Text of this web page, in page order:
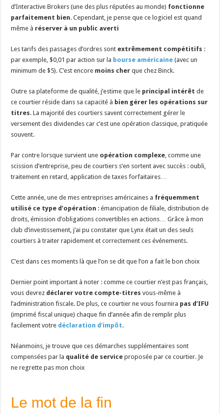
d’Interactive Brokers (une des plus réputées au monde) fonctionne
parfaitement bien. Cependant, je pense que ce logiciel est quand
même à réserver à un public averti
Les tarifs des passages d’ordres sont extrêmement compétitifs :
par exemple, $0,01 par action sur la bourse américaine (avec un
minimum de $5). C’est encore moins cher que chez Binck.
Outre sa plateforme de qualité, j’estime que le principal intérêt de
ce courtier réside dans sa capacité à bien gérer les opérations sur
titres. La majorité des courtiers savent correctement gérer le
versement des dividendes car c’est une opération classique, pratiquée
souvent.
Par contre lorsque survient une opération complexe, comme une
scission d’entreprise, peu de courtiers s’en sortent avec succès : oubli,
traitement en retard, application de taxes forfaitaires…
Cette année, une de mes entreprises américaines a fréquemment
utilisé ce type d’opération : émancipation de filiale, distribution de
droits, émission d’obligations convertibles en actions… Grâce à mon
club d’investissement, j’ai pu constater que Lynx était un des seuls
courtiers à traiter rapidement et correctement ces événements.
C’est dans ces moments là que l’on se dit que l’on a fait le bon choix
Dernier point important à noter : comme ce courtier n’est pas français,
vous devrez déclarer votre compte-titres vous-même à
l’administration fiscale. De plus, ce courtier ne vous fournira pas d’IFU
(imprimé fiscal unique) chaque fin d’année afin de remplir plus
facilement votre déclaration d’impôt.
Néanmoins, je trouve que ces démarches supplémentaires sont
compensées par la qualité de service proposée par ce courtier. Je
ne regrette pas mon choix
Le mot de la fin